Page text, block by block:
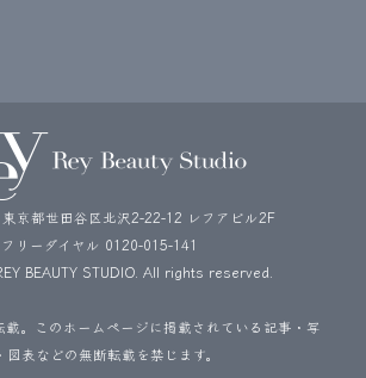
京都世田谷区北沢2-22-12 レフアビル2F
フリーダイヤル 0120-015-141
BEAUTY STUDIO. All rights reserved.
。このホームページに掲載されている記事・写
図表などの無断転載を禁じます。